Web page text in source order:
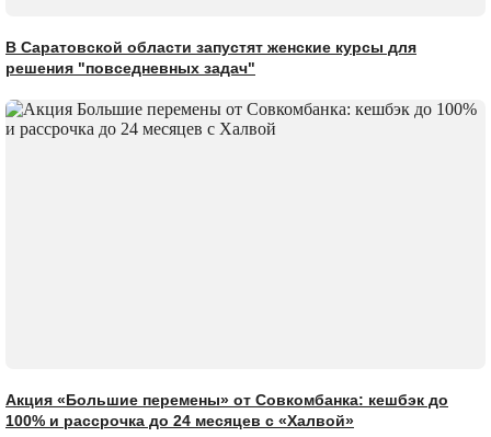
В Саратовской области запустят женские курсы для
решения "повседневных задач"
Акция «Большие перемены» от Совкомбанка: кешбэк до
100% и рассрочка до 24 месяцев с «Халвой»